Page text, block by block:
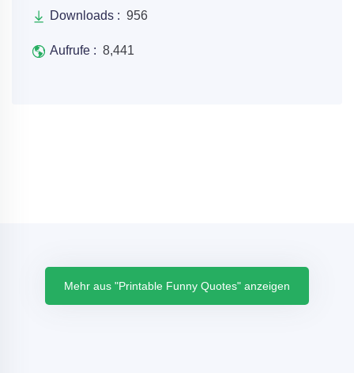
Downloads : 956
Aufrufe : 8,441
Mehr aus "Printable Funny Quotes" anzeigen